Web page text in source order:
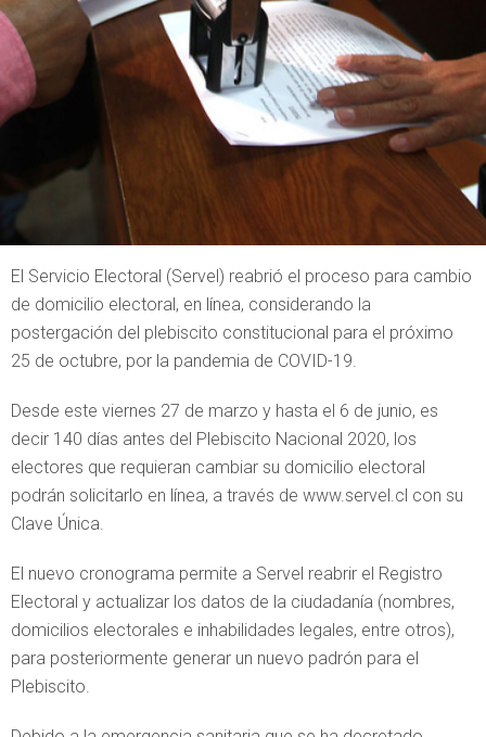
El Servicio Electoral (Servel) reabrió el proceso para cambio
de domicilio electoral, en línea, considerando la
postergación del plebiscito constitucional para el próximo
25 de octubre, por la pandemia de COVID-19.
Desde este viernes 27 de marzo y hasta el 6 de junio, es
decir 140 días antes del Plebiscito Nacional 2020, los
electores que requieran cambiar su domicilio electoral
podrán solicitarlo en línea, a través de www.servel.cl con su
Clave Única.
El nuevo cronograma permite a Servel reabrir el Registro
Electoral y actualizar los datos de la ciudadanía (nombres,
domicilios electorales e inhabilidades legales, entre otros),
para posteriormente generar un nuevo padrón para el
Plebiscito.